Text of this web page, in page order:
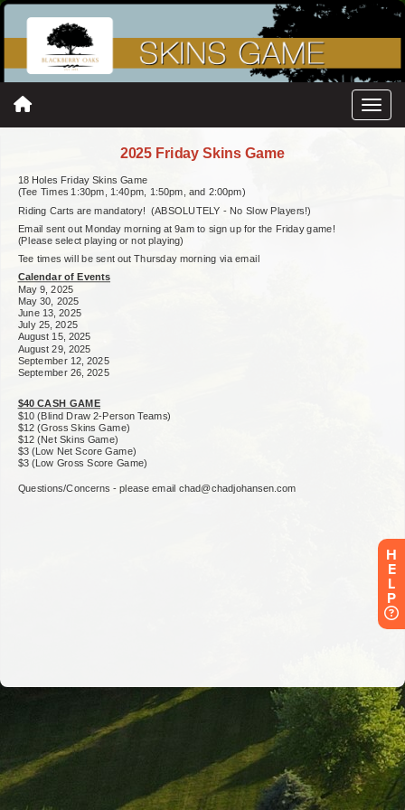
H
E
L
P